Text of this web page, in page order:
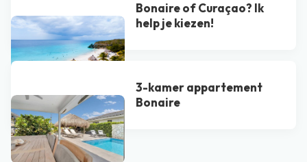
Bonaire of Curaçao? Ik
help je kiezen!
3-kamer appartement
Bonaire
Bekijk alle blogs